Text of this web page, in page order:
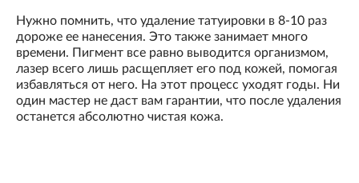
Нужно помнить, что удаление татуировки в 8-10 раз
дороже ее нанесения. Это также занимает много
времени. Пигмент все равно выводится организмом,
лазер всего лишь расщепляет его под кожей, помогая
избавляться от него. На этот процесс уходят годы. Ни
один мастер не даст вам гарантии, что после удаления
останется абсолютно чистая кожа.